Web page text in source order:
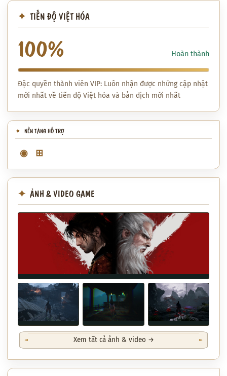
TIẾN ĐỘ VIỆT HÓA
100% Hoàn thành
Đặc quyền thành viên VIP: Luôn nhận được những cập nhật
mới nhất về tiến độ Việt hóa và bản dịch mới nhất
NỀN TẢNG HỖ TRỢ
◉ ⊞
ẢNH & VIDEO GAME
Xem tất cả ảnh & video →